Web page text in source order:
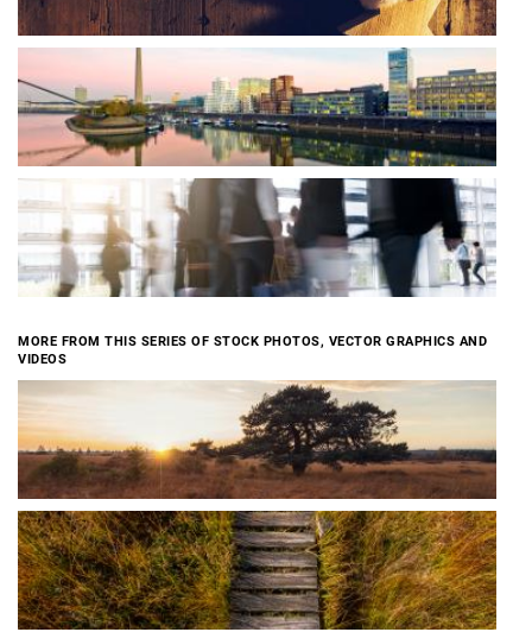
MORE FROM THIS SERIES OF STOCK PHOTOS, VECTOR GRAPHICS AND
VIDEOS